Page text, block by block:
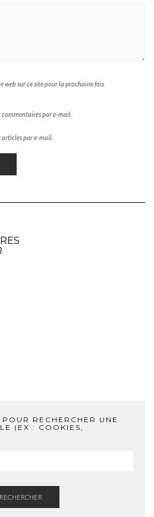
web sur ce site pour la prochaine fois
commentaires par e-mail.
articles par e-mail.
RECHERCHER UNE
(EX : COOKIES,
RECHERCHER